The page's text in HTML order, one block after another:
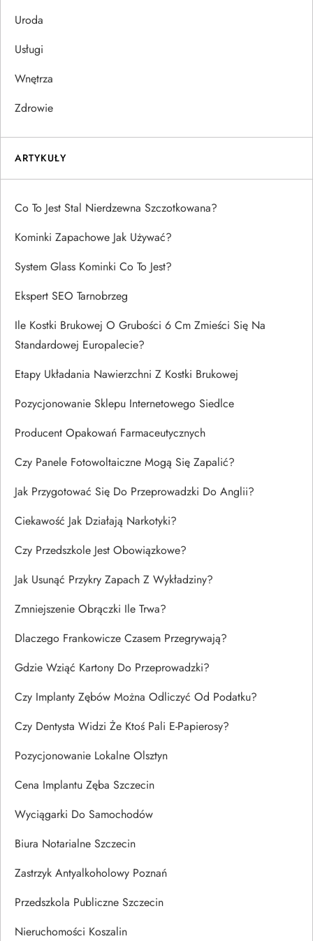
Uroda
Usługi
Wnętrza
Zdrowie
ARTYKUŁY
Co To Jest Stal Nierdzewna Szczotkowana?
Kominki Zapachowe Jak Używać?
System Glass Kominki Co To Jest?
Ekspert SEO Tarnobrzeg
Ile Kostki Brukowej O Grubości 6 Cm Zmieści Się Na
Standardowej Europalecie?
Etapy Układania Nawierzchni Z Kostki Brukowej
Pozycjonowanie Sklepu Internetowego Siedlce
Producent Opakowań Farmaceutycznych
Czy Panele Fotowoltaiczne Mogą Się Zapalić?
Jak Przygotować Się Do Przeprowadzki Do Anglii?
Ciekawość Jak Działają Narkotyki?
Czy Przedszkole Jest Obowiązkowe?
Jak Usunąć Przykry Zapach Z Wykładziny?
Zmniejszenie Obrączki Ile Trwa?
Dlaczego Frankowicze Czasem Przegrywają?
Gdzie Wziąć Kartony Do Przeprowadzki?
Czy Implanty Zębów Można Odliczyć Od Podatku?
Czy Dentysta Widzi Że Ktoś Pali E-Papierosy?
Pozycjonowanie Lokalne Olsztyn
Cena Implantu Zęba Szczecin
Wyciągarki Do Samochodów
Biura Notarialne Szczecin
Zastrzyk Antyalkoholowy Poznań
Przedszkola Publiczne Szczecin
Nieruchomości Koszalin